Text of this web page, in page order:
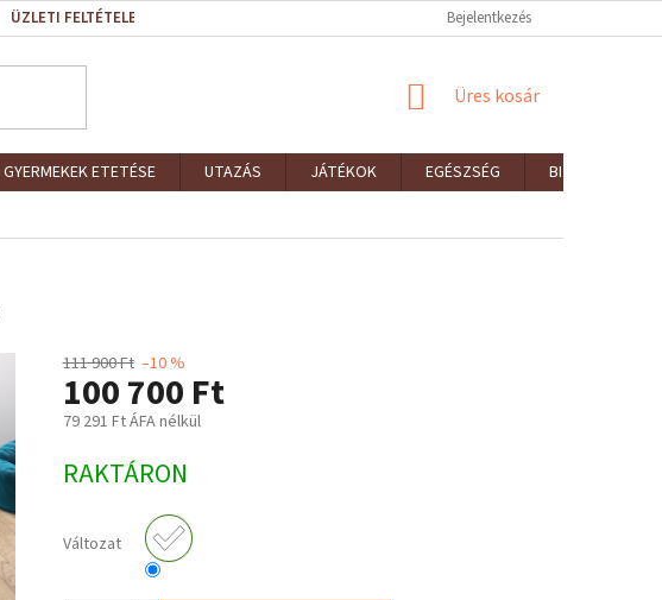
ÜZLETI FELTÉTELEK (ÁSZF) REKLAMÁCIÓK ÉS VISSZAKÜLDÉSEKBejelentkezés
KOSÁR
Üres kosár
GYERMEKEK ETETÉSE UTAZÁS JÁTÉKOK EGÉSZSÉG
BIZTONSÁG
111 900 Ft –10 %
100 700 Ft
79 291 Ft ÁFA nélkül
Egységár:
RAKTÁRON
Változat